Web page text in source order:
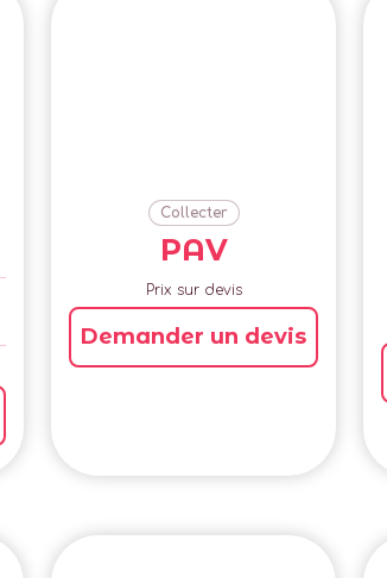
Collecter
PAV
Prix sur devis
Demander un devis